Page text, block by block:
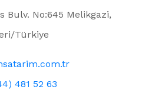
Bulv. No:645 Melikgazi,
Türkiye
481 52 63